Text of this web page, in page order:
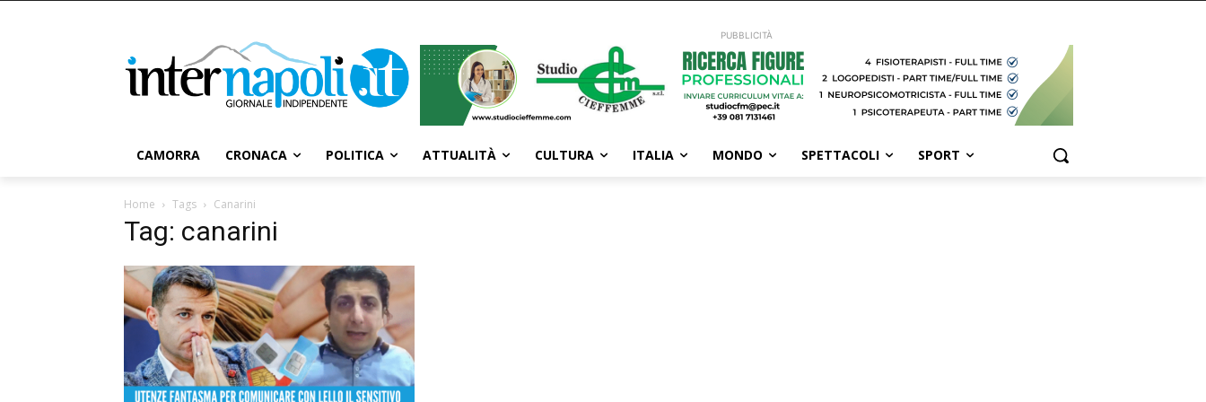
PUBBLICITÀ
CAMORRA CRONACA POLITICA ATTUALITÀ CULTURA ITALIA MONDO SPETTACOLI SPORT
Home Tags Canarini
Tag: canarini